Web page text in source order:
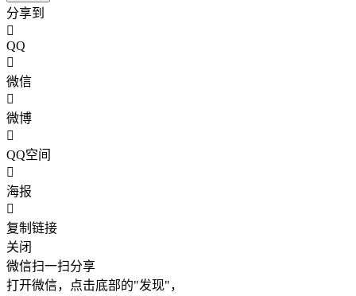
分享到
QQ
微信
微博
QQ空间
海报
复制链接
关闭
微信扫一扫分享
打开微信，点击底部的"发现"，